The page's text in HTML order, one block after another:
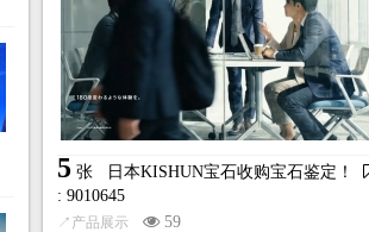
5 张
日本KISHUN宝石收购宝石鉴定！
: 9010645
↗ 产品展示 59
张
Emilie Aubry广告设计网站！
: 9010601
↗艺术设计
2026-03-17 踩40
赞39
收藏